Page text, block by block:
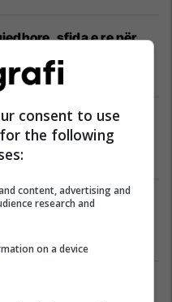
sfida e re për
2019
të shkarkuar
Rama (Video)
2018
tender të dytë
consent to use
the following
content, advertising and
research and
on a device